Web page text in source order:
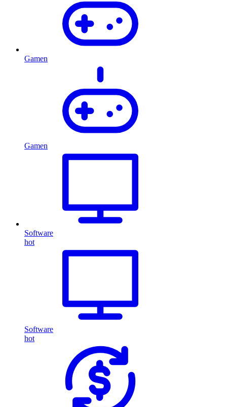
Gamen
Gamen
Software
hot
Software
hot